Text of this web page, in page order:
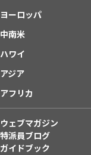
ヨーロッパ
中南米
ハワイ
アジア
アフリカ
ウェブマガジン
特派員ブログ
ガイドブック